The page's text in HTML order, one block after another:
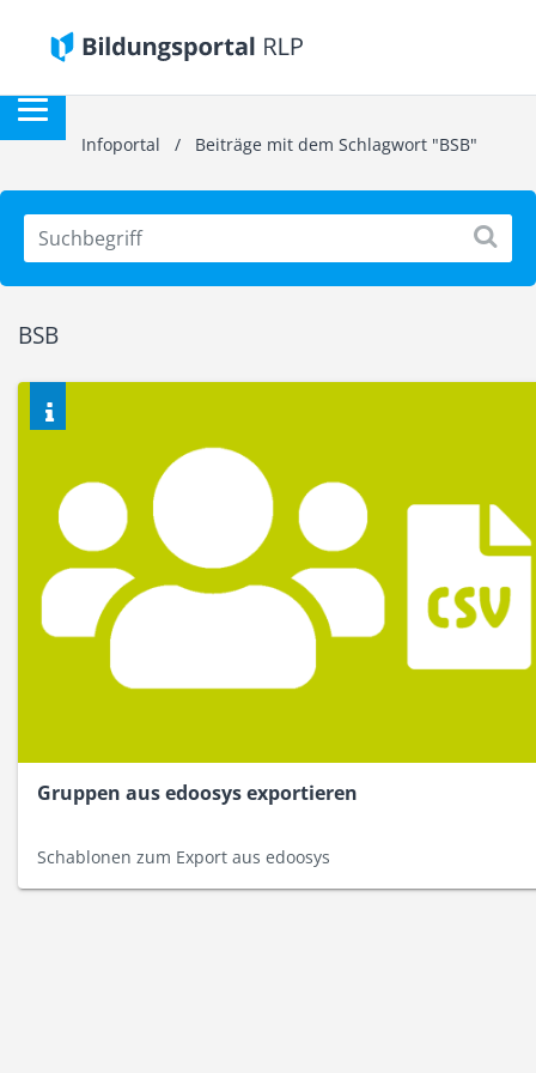
Infoportal / Beiträge mit dem Schlagwort "BSB"
BSB
Gruppen aus edoosys exportieren
Schablonen zum Export aus edoosys